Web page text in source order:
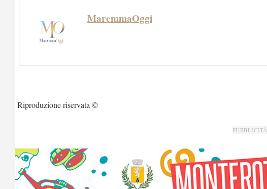
MaremmaOggi
Riproduzione riservata ©
PUBBLICITÀ